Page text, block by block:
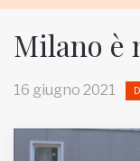
Milano è
16 giugno 2021